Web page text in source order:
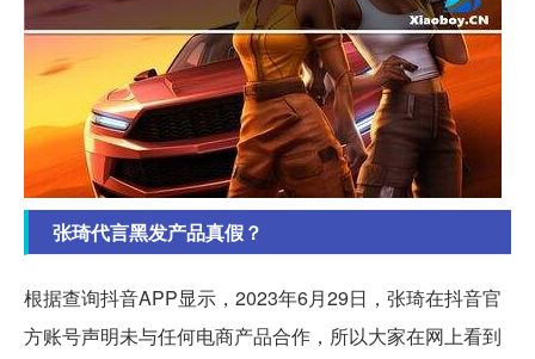
张琦代言黑发产品真假？
根据查询抖音APP显示，2023年6月29日，张琦在抖音官
方账号声明未与任何电商产品合作，所以大家在网上看到